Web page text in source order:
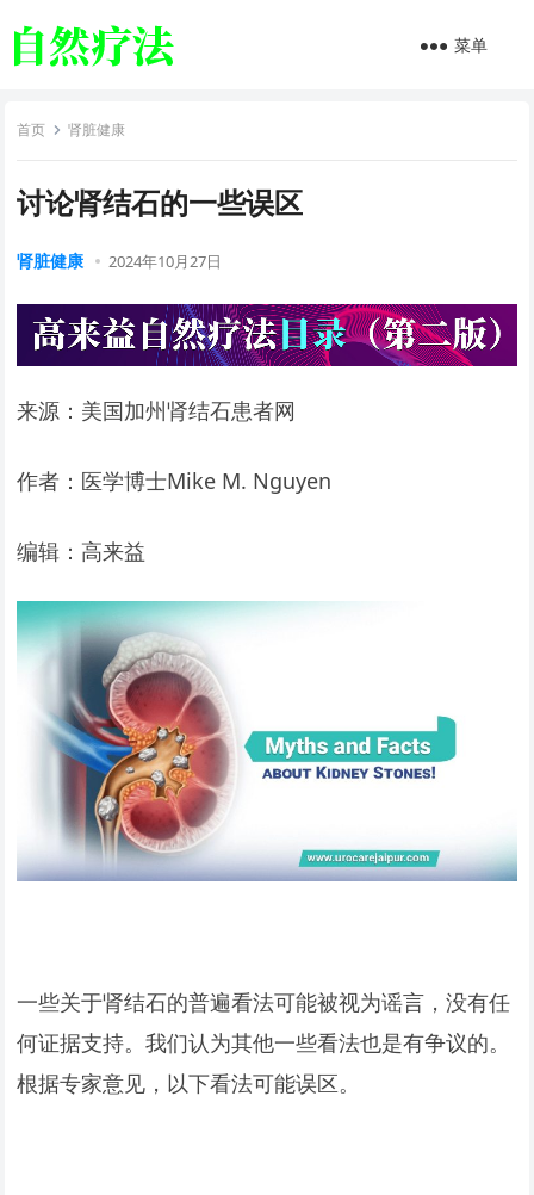
菜单
首页 肾脏健康
讨论肾结石的一些误区
肾脏健康 2024年10月27日
来源：美国加州肾结石患者网
作者：医学博士Mike M. Nguyen
编辑：高来益
一些关于肾结石的普遍看法可能被视为谣言，没有任
何证据支持。我们认为其他一些看法也是有争议的。
根据专家意见，以下看法可能误区。